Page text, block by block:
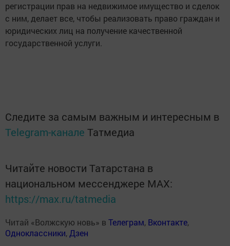
регистрации прав на недвижимое имущество и сделок
с ним, делает все, чтобы реализовать право граждан и
юридических лиц на получение качественной
государственной услуги.
Следите за самым важным и интересным в
Telegram-канале Татмедиа
Читайте новости Татарстана в
национальном мессенджере MАХ:
https://max.ru/tatmedia
Читай «Волжскую новь» в Телеграм, Вконтакте,
Одноклассники, Дзен